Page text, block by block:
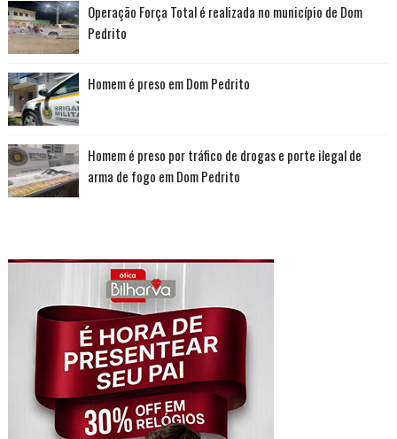
Operação Força Total é realizada no município de Dom
Pedrito
Homem é preso em Dom Pedrito
Homem é preso por tráfico de drogas e porte ilegal de
arma de fogo em Dom Pedrito